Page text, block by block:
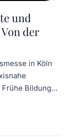
und
der
in Köln
Frühe Bildung…